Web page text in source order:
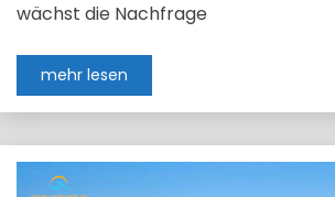
wächst die Nachfrage
mehr lesen